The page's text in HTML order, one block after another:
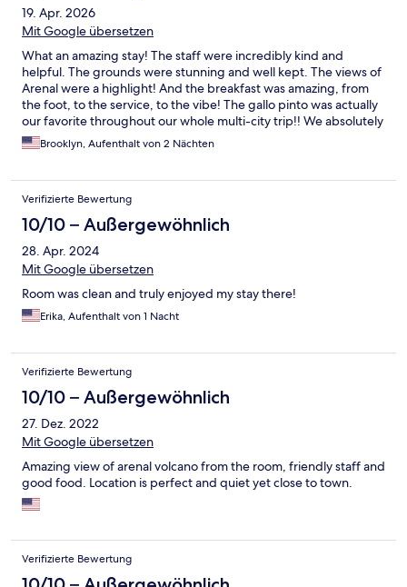
19. Apr. 2026
Mit Google übersetzen
What an amazing stay! The staff were incredibly kind and
helpful. The grounds were stunning and well kept. The views of
Arenal were a highlight! And the breakfast was amazing, from
the foot, to the service, to the vibe! The gallo pinto was actually
our favorite throughout our whole multi-city trip!! We absolutely
loved our stay and would most definitely go back again!
Brooklyn, Aufenthalt von 2 Nächten
Verifizierte Bewertung
10/10 – Außergewöhnlich
28. Apr. 2024
Mit Google übersetzen
Room was clean and truly enjoyed my stay there!
Erika, Aufenthalt von 1 Nacht
Verifizierte Bewertung
10/10 – Außergewöhnlich
27. Dez. 2022
Mit Google übersetzen
Amazing view of arenal volcano from the room, friendly staff and
good food. Location is perfect and quiet yet close to town.
Verifizierte Bewertung